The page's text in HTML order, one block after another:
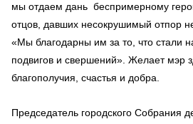
мы отдаем дань беспримерному
отцов, давших несокрушимый отпор
«Мы благодарны им за то, что стали
подвигов и свершений». Желает мэр
благополучия, счастья и добра.
Председатель городского Собрания